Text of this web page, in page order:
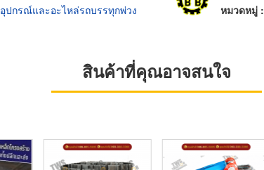
อุปกรณ์และอะไหล่รถบรรทุกพ่วง
หมวดหมู่ :
สินค้าที่คุณอาจสนใจ